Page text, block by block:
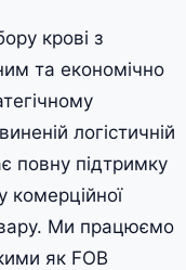
крові з
та економічно
логістичній
повну підтримку
комерційної
Ми працюємо
як FOB